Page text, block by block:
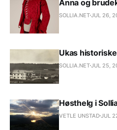
Anna og
SOLLIA.NETJUL 26,
Ukas
SOLLIA.NETJUL 25,
Høsthelg i
VETLE UNSTADJUL